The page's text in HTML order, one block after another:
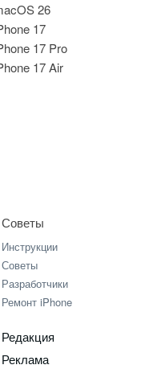
26
17
17 Pro
17 Air
Советы
Инструкции
Советы
Разработчики
Ремонт iPhone
Редакция
Реклама